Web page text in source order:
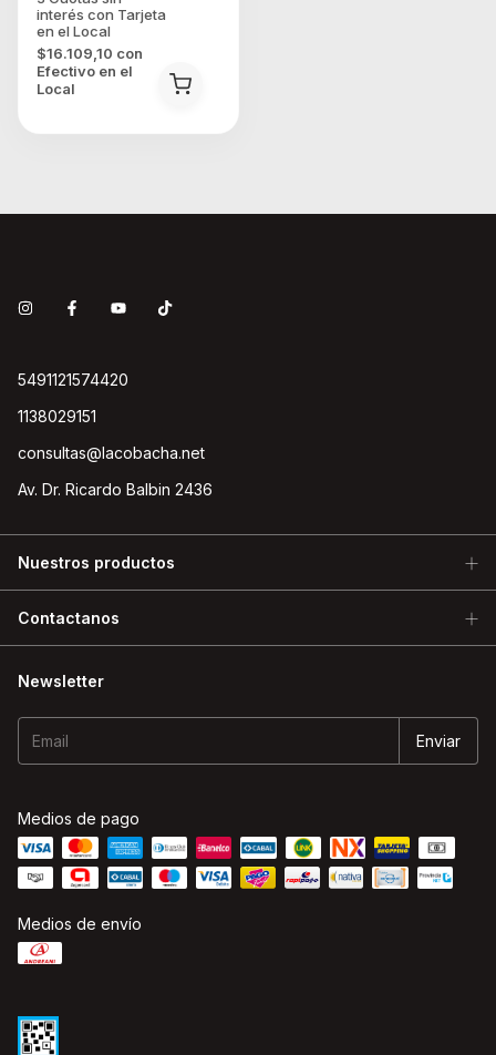
$16.109,10 con
Efectivo en el
Local
5491121574420
1138029151
consultas@lacobacha.net
Av. Dr. Ricardo Balbin 2436
Nuestros productos
Contactanos
Newsletter
Medios de pago
Medios de envío